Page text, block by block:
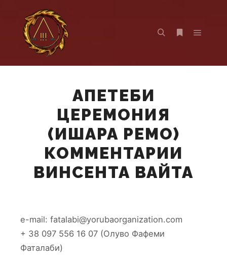
АПЕТЕБИ
ЦЕРЕМОНИЯ
(ИШАРА РЕМО)
КОММЕНТАРИИ
ВИНСЕНТА ВАЙТА
е-mail: fatalabi@yorubaorganization.com
+ 38 097 556 16 07 (Олуво Фафеми
Фаталаби)